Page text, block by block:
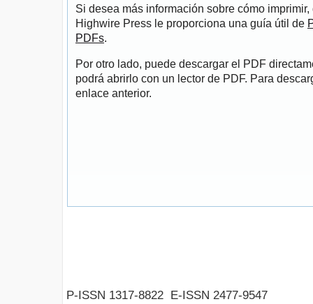
Si desea más información sobre cómo
Highwire Press le proporciona una guía útil de
PDFs.
Por otro lado, puede descargar el PDF
podrá abrirlo con un lector de PDF. Para
enlace anterior.
P-ISSN 1317-8822 E-ISSN 2477-9547